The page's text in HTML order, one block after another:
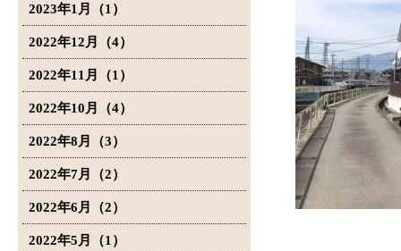
2023年1月（1）
2022年12月（4）
2022年11月（1）
2022年10月（4）
2022年8月（3）
2022年7月（2）
2022年6月（2）
2022年5月（1）